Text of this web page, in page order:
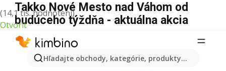
(14,1 tis. hodnotení)
Otvoriť
Hľadajte obchody, kategórie, produkty...
Takko Nové Mesto nad Váhom od
budúceho týždňa - aktuálna akcia